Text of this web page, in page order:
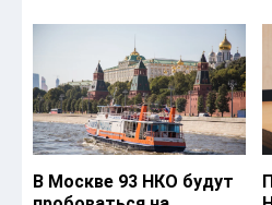
В Москве 93 НКО будут